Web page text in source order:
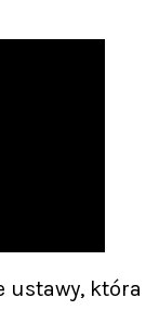
ustawy, która